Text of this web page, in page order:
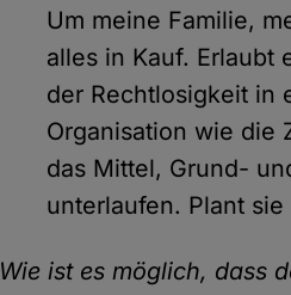
Um meine Familie,
alles in Kauf. Erlaubt
der Rechtlosigkeit in
Organisation wie die
das Mittel, Grund-
unterlaufen. Plant
Wie ist es möglich, dass